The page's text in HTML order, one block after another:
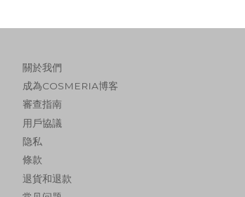
關於我們
成為COSMERIA博客
審查指南
用戶協議
隐私
條款
退貨和退款